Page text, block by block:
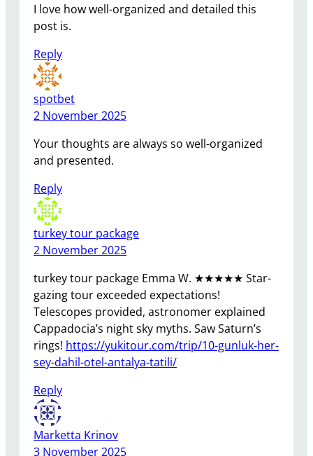
I love how well-organized and detailed this
post is.
Reply
spotbet
2 November 2025
Your thoughts are always so well-organized
and presented.
Reply
turkey tour package
2 November 2025
turkey tour package Emma W. ★★★★★ Star-
gazing tour exceeded expectations!
Telescopes provided, astronomer explained
Cappadocia’s night sky myths. Saw Saturn’s
rings! https://yukitour.com/trip/10-gunluk-her-
sey-dahil-otel-antalya-tatili/
Reply
Marketta Krinov
3 November 2025